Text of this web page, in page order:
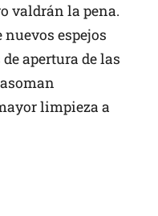
valdrán la pena.
espejos
apertura de las
limpieza a